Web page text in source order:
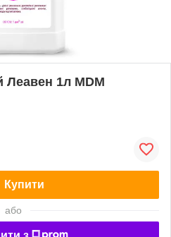
Леавен 1л MDM
Купити
або